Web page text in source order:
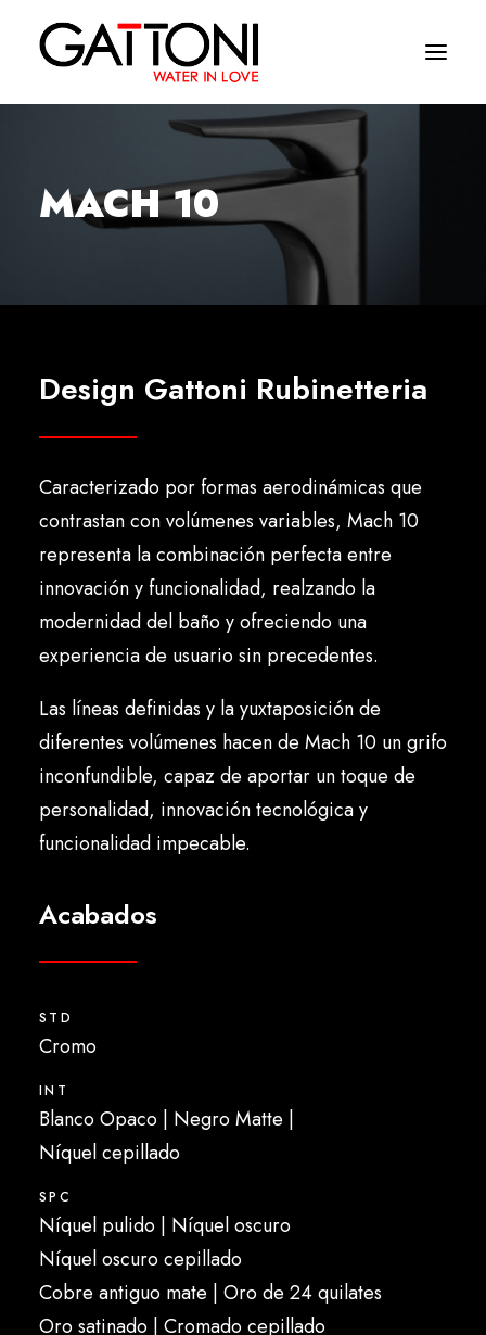
Ambientes
Acabados
Dònde comprar
Español
MACH 10
Design Gattoni Rubinetteria
Caracterizado por formas aerodinámicas que
contrastan con volúmenes variables, Mach 10
representa la combinación perfecta entre
innovación y funcionalidad, realzando la
modernidad del baño y ofreciendo una
experiencia de usuario sin precedentes.
Las líneas definidas y la yuxtaposición de
diferentes volúmenes hacen de Mach 10 un grifo
inconfundible, capaz de aportar un toque de
personalidad, innovación tecnológica y
funcionalidad impecable.
Acabados
STD
Cromo
INT
Blanco Opaco | Negro Matte |
Níquel cepillado
SPC
Níquel pulido | Níquel oscuro
Níquel oscuro cepillado
Cobre antiguo mate | Oro de 24 quilates
Oro satinado | Cromado cepillado